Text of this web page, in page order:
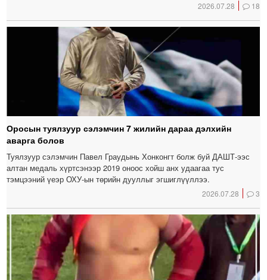
2026.07.28 18
Оросын туялзуур сэлэмчин 7 жилийн дараа дэлхийн
аварга болов
Туялзуур сэлэмчин Павел Граудынь Хонконгт болж буй ДАШТ-ээс
алтан медаль хүртсэнээр 2019 оноос хойш анх удаагаа тус
тэмцээний үеэр ОХУ-ын төрийн дууллыг эгшиглүүллээ.
2026.07.28 3